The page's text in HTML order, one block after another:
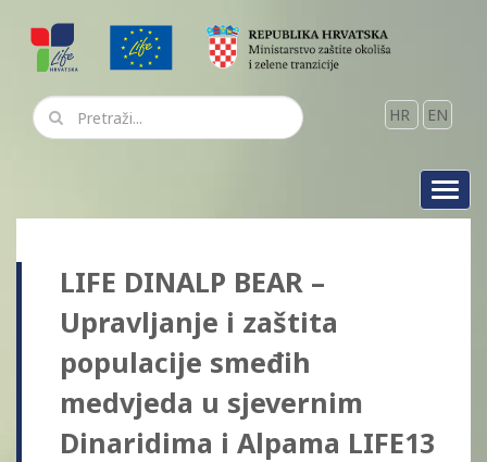
HR EN
LIFE DINALP BEAR –
Upravljanje i zaštita
populacije smeđih
medvjeda u sjevernim
Dinaridima i Alpama LIFE13